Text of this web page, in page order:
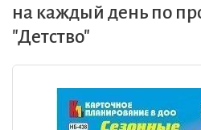
на каждый день по
"Детство"